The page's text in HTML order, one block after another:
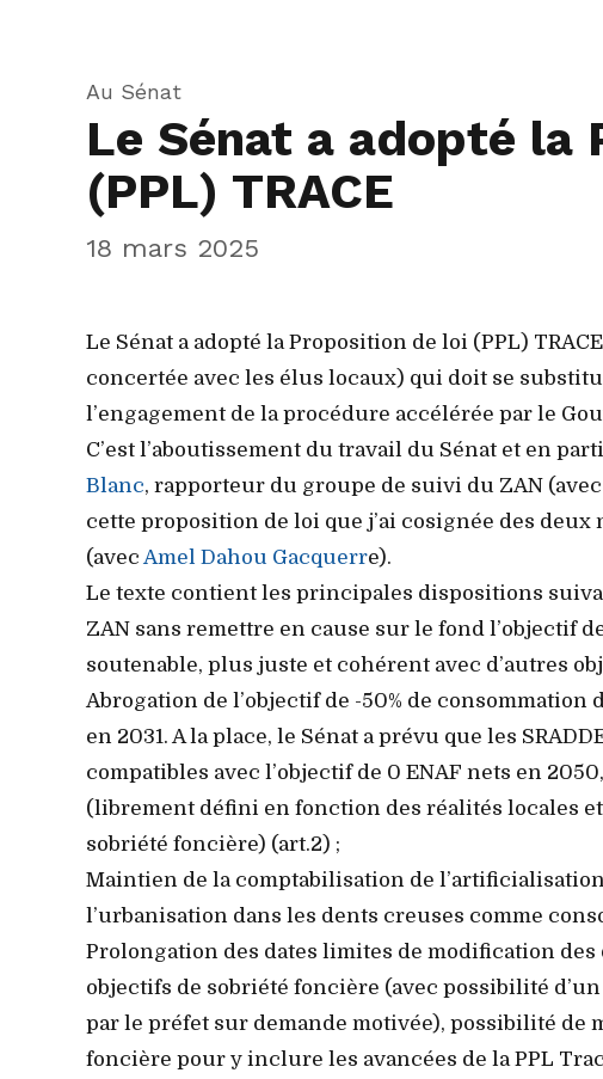
Au Sénat
Le Sénat a adopté la
(PPL) TRACE
18 mars 2025
Le Sénat a adopté la Proposition de loi (PPL)
concertée avec les élus locaux) qui doit se
l’engagement de la procédure accélérée par le
C’est l’aboutissement du travail du Sénat et en
Blanc, rapporteur du groupe de suivi du ZAN (avec
cette proposition de loi que j’ai cosignée des deux
(avec Amel Dahou Gacquerre).
Le texte contient les principales dispositions
ZAN sans remettre en cause sur le fond l’objectif
soutenable, plus juste et cohérent avec d’autres
Abrogation de l’objectif de -50% de consommation
en 2031. A la place, le Sénat a prévu que les
compatibles avec l’objectif de 0 ENAF nets en
(librement défini en fonction des réalités locales
sobriété foncière) (art.2) ;
Maintien de la comptabilisation de
l’urbanisation dans les dents creuses comme
Prolongation des dates limites de modification
objectifs de sobriété foncière (avec possibilité
par le préfet sur demande motivée), possibilité de
foncière pour y inclure les avancées de la PPL